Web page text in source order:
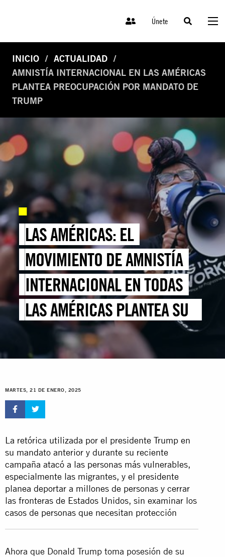
Únete
INICIO
ACTUALIDAD
AMNISTÍA INTERNACIONAL EN LAS AMÉRICAS
PLANTEA PREOCUPACIÓN POR MANDATO DE
TRUMP
LAS AMÉRICAS: EL
MOVIMIENTO DE AMNISTÍA
INTERNACIONAL EN TODAS
LAS AMÉRICAS PLANTEA SUS
MOTIVOS DE PREOCUPACIÓN
POR EL SEGUNDO MANDATO
DEL PRESIDENTE TRUMP
MARTES, 21 DE ENERO, 2025
La retórica utilizada por el presidente Trump en
su mandato anterior y durante su reciente
campaña atacó a las personas más vulnerables,
especialmente las migrantes, y el presidente
planea deportar a millones de personas y cerrar
las fronteras de Estados Unidos, sin examinar los
casos de personas que necesitan protección
Ahora que Donald Trump toma posesión de su